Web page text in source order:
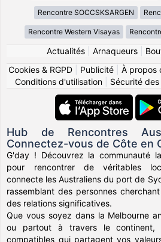
Rencontre SOCCSKSARGEN
Rencontre Western Visayas
Actualités| Arnaqueurs|
Cookies & RGPD
Publicité À propos
Conditions d'utilisation| Sécurité
Hub de Rencontres
Connectez-vous de Côte en
G'day ! Découvrez la communauté
pour rencontrer de véritables
connecte les Australiens du port de
rassemblant des personnes
des relations significatives.
Que vous soyez dans la Melbourne
ou partout à travers le continent,
compatibles qui partagent vos